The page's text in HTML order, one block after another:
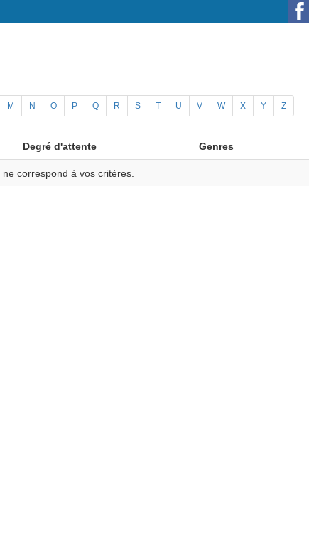
M N O P Q R S T U V W X Y Z
Degré d'attente Genres
correspond à vos critères.